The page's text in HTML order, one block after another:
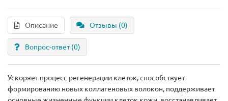
Описание Отзывы (0)
Вопрос-ответ(0)
Ускоряет процесс регенерации клеток, способствует
формированию новых коллагеновых волокон, поддерживает